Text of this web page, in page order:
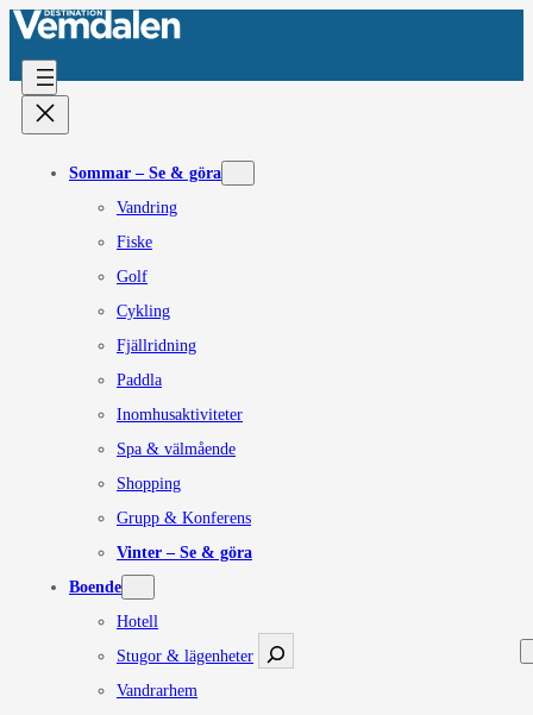
Sommar – Se & göra
Vandring
Fiske
Golf
Cykling
Fjällridning
Paddla
Inomhusaktiviteter
Spa & välmående
Shopping
Grupp & Konferens
Vinter – Se & göra
Boende
Hotell
Stugor & lägenheter
Vandrarhem
Sök